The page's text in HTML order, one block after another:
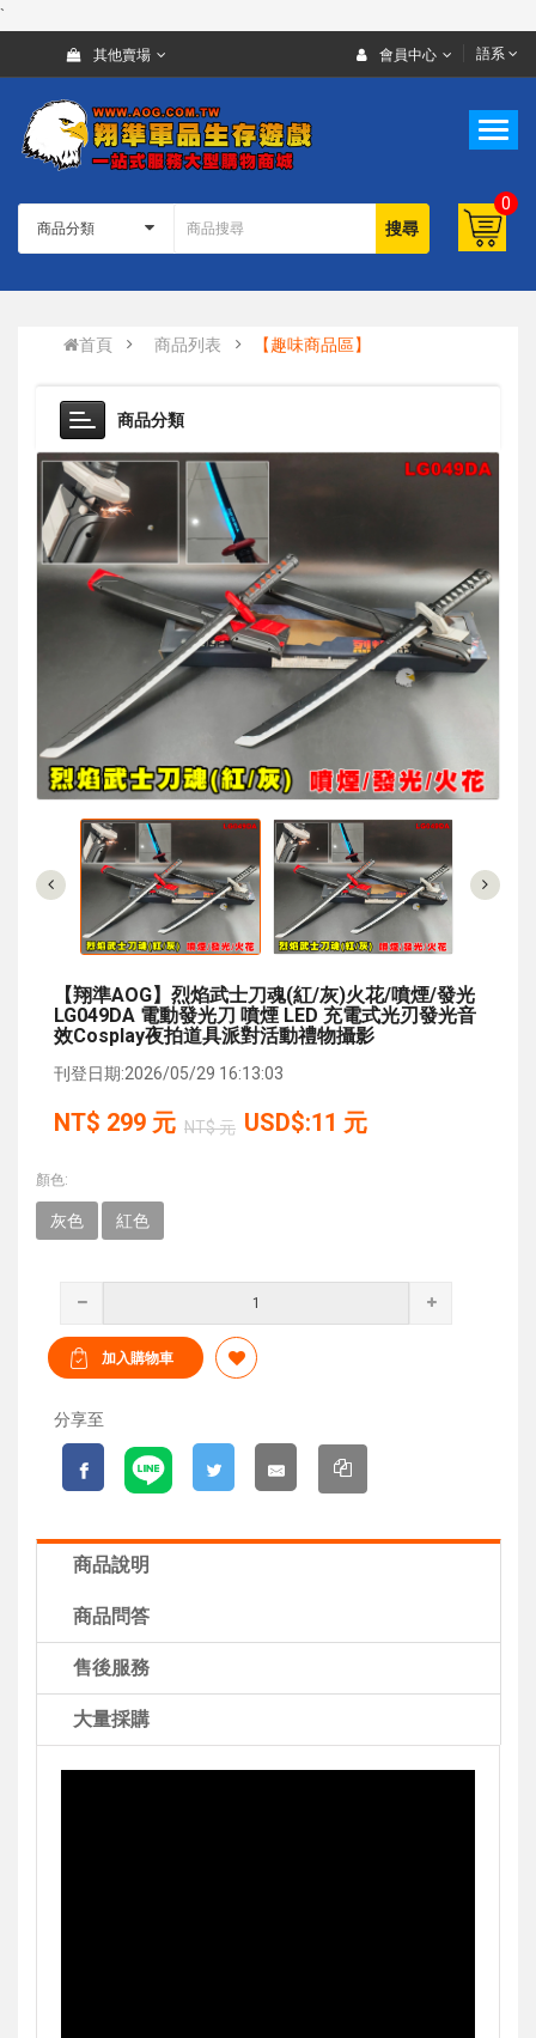
`
其他賣場 會員中心 語系
搜尋
0
首頁 商品列表 【趣味商品區】
商品分類
【翔準AOG】烈焰武士刀魂(紅/灰)火花/噴煙/發光
LG049DA 電動發光刀 噴煙 LED 充電式光刃發光音
效cosplay夜拍道具派對活動禮物攝影
刊登日期:2026/05/29 16:13:03
NT$ 299 元 NT$ 元 USD$:11 元
顏色:
灰色 紅色
分享至
商品說明
商品問答
售後服務
大量採購